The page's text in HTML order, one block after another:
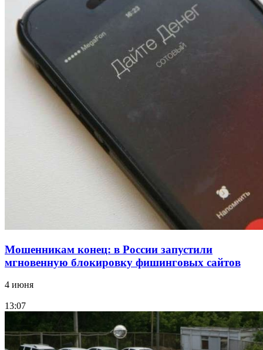
рейтинга: ВолгГТУ и ВолгГМУ вошли в топ‑15
для химической отрасли и фармацевтики
18:39
В Красноармейском районе Волгограда стартует
конкурс на ремонт моста через Волго‑Донской
судоходный канал
Фестиваль #ТриЧетыре в Волгограде пройдёт
11–13 сентября в рамках Года единства народов
Мошенникам конец: в России запустили
мгновенную блокировку фишинговых сайтов
4 июня
13:07